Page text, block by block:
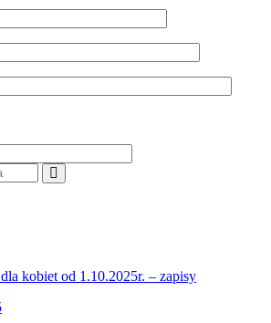
kobiet od 1.10.2025r. – zapisy